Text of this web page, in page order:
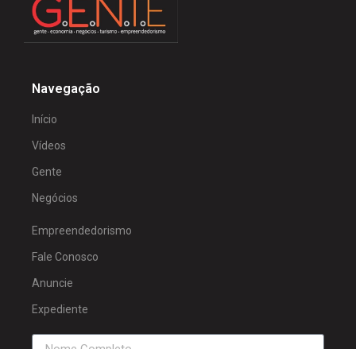
Navegação
Início
Vídeos
Gente
Negócios
Empreendedorismo
Fale Conosco
Anuncie
Expediente